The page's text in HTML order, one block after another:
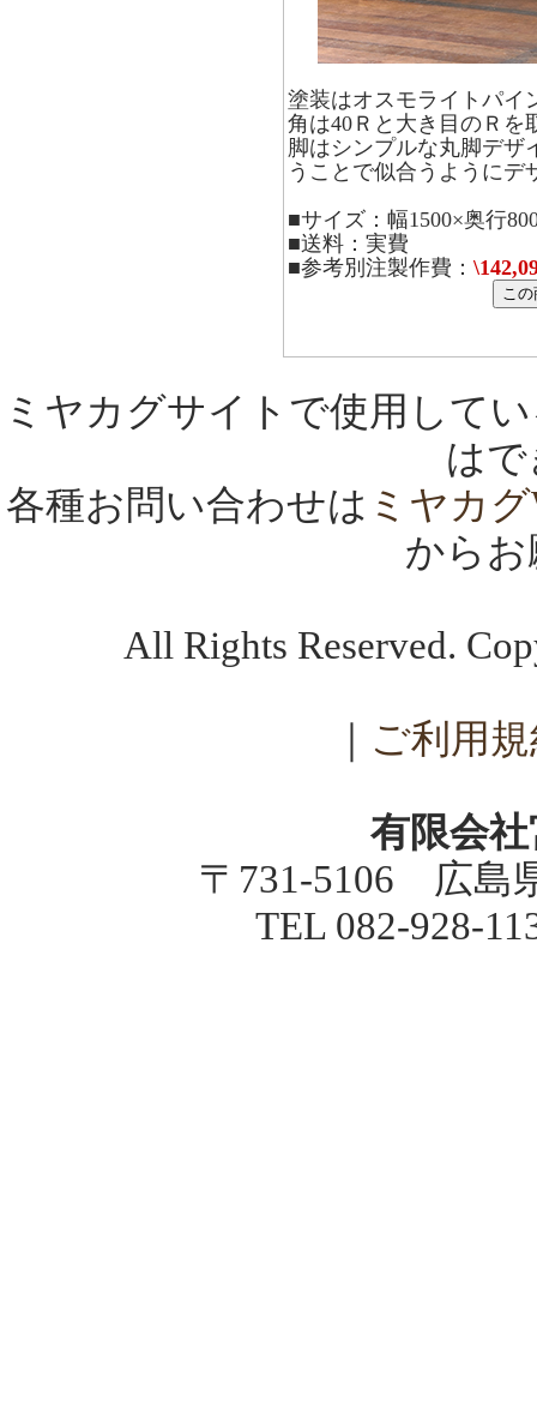
塗装はオスモライトパイ
角は40Ｒと大き目のＲを
脚はシンプルな丸脚デザ
うことで似合うようにデ
■サイズ：幅1500×奥行
■送料：実費
■参考別注製作費：
ミヤカグサイトで使用して
は
各種お問い合わせは ミヤカ
から
All Rights Reserved.
ご利用
有限会
〒731-5106 広島
TEL 082-928-